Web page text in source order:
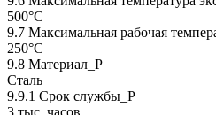
500°C
9.7 Максимальная рабочая
250°C
9.8 Материал_Р
Сталь
9.9.1 Срок службы_Р
3 тыс. часов